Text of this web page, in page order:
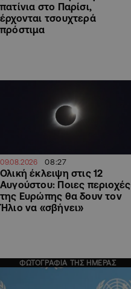
πατίνια στο Παρίσι,
έρχονται τσουχτερά
πρόστιμα
09.08.2026 08:27
Ολική έκλειψη στις 12
Αυγούστου: Ποιες περιοχές
της Ευρώπης θα δουν τον
Ήλιο να «σβήνει»
ΦΩΤΟΓΡΑΦΙΑ ΤΗΣ ΗΜΕΡΑΣ